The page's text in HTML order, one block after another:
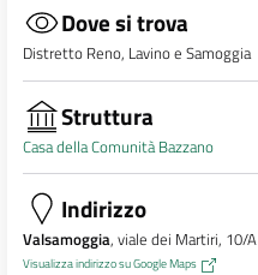
Dove si trova
Distretto Reno, Lavino e Samoggia
Struttura
Casa della Comunità Bazzano
Indirizzo
Valsamoggia, viale dei Martiri, 10/A
Visualizza indirizzo su Google Maps